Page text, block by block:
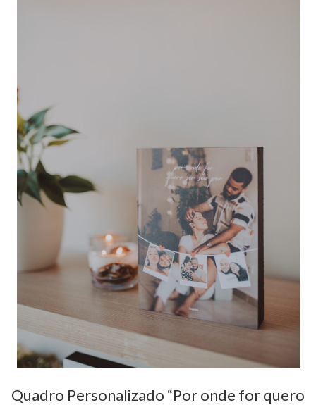
Quadro Personalizado “Por onde for quero